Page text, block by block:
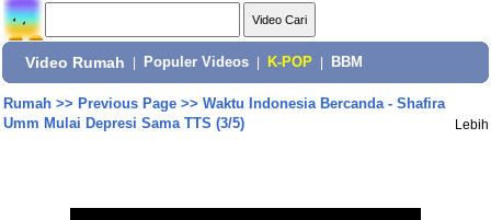
Video Rumah Populer Videos K-POP BBM
Rumah>> Previous Page>> Waktu Indonesia Bercanda - Shafira
Umm Mulai Depresi Sama TTS (3/5)
Lebih